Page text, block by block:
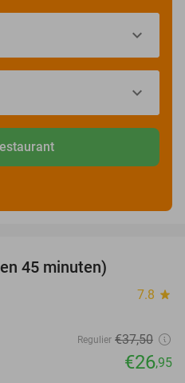
45 minuten)
7.8 star
Regulier €37,50
€26,95